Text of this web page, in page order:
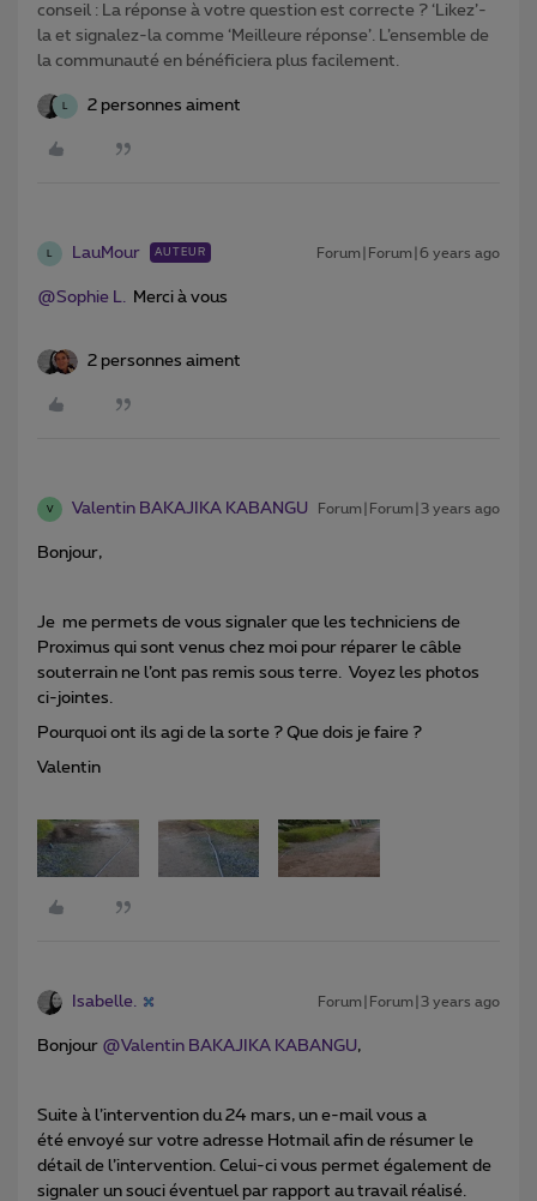
conseil : La réponse à votre question est correcte ? ‘Likez’-
la et signalez-la comme ‘Meilleure réponse’. L’ensemble de
la communauté en bénéficiera plus facilement.
2 personnes aiment
LauMour AUTEUR Forum|Forum|6 years ago
@Sophie L. Merci à vous
2 personnes aiment
V Valentin BAKAJIKA KABANGU Forum|Forum|3 years ago
Bonjour,
Je me permets de vous signaler que les techniciens de
Proximus qui sont venus chez moi pour réparer le câble
souterrain ne l’ont pas remis sous terre. Voyez les photos
ci-jointes.
Pourquoi ont ils agi de la sorte ? Que dois je faire ?
Valentin
Isabelle. Forum|Forum|3 years ago
Bonjour @Valentin BAKAJIKA KABANGU,
Suite à l’intervention du 24 mars, un e-mail vous a
été envoyé sur votre adresse Hotmail afin de résumer le
détail de l’intervention. Celui-ci vous permet également de
signaler un souci éventuel par rapport au travail réalisé.